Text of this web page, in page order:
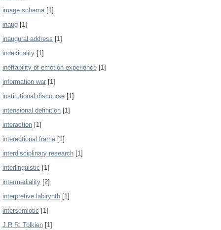
image schema[1]
inaug [1]
inaugural address [1]
indexicality [1]
ineffability of emotion experience [1]
information war [1]
institutional discourse [1]
intensional definition [1]
interaction [1]
interactional frame [1]
interdisciplinary research [1]
interlinguistic [1]
intermediality [2]
interpretive labirynth [1]
intersemiotic [1]
J.R R. Tolkien [1]